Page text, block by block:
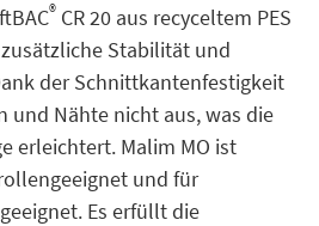
® CR 20 aus recyceltem PES
Stabilität und
der Schnittkantenfestigkeit
und Nähte nicht aus, was die
erleichtert. Malim MO ist
und für
Es erfüllt die